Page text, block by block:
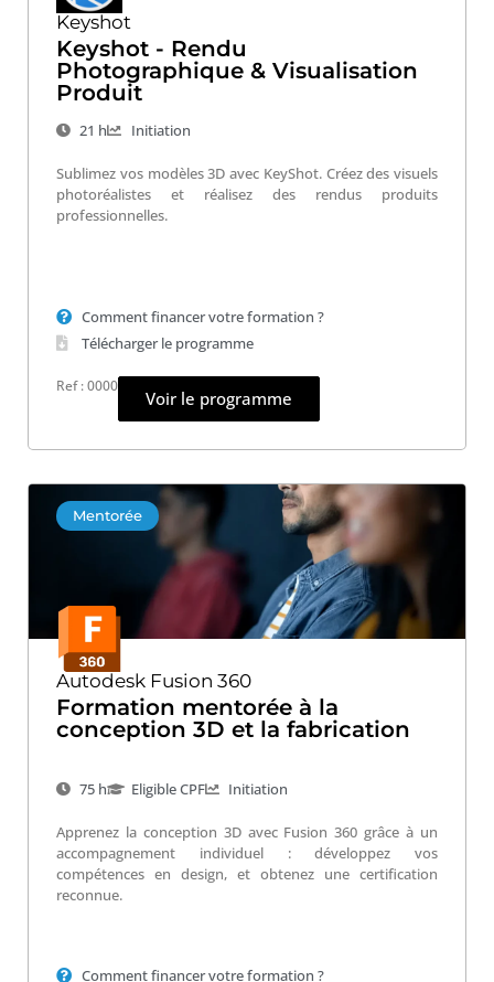
Keyshot
Keyshot - Rendu
Photographique & Visualisation
Produit
21 h Initiation
Sublimez vos modèles 3D avec KeyShot. Créez des visuels
photoréalistes et réalisez des rendus produits
professionnelles.
Comment financer votre formation ?
Télécharger le programme
Ref : 0000
Voir le programme
Mentorée
Autodesk Fusion 360
Formation mentorée à la
conception 3D et la fabrication
75 h Eligible CPF Initiation
Apprenez la conception 3D avec Fusion 360 grâce à un
accompagnement individuel : développez vos
compétences en design, et obtenez une certification
reconnue.
Comment financer votre formation ?